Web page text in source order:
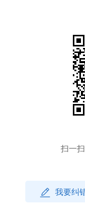
扫一
我要纠